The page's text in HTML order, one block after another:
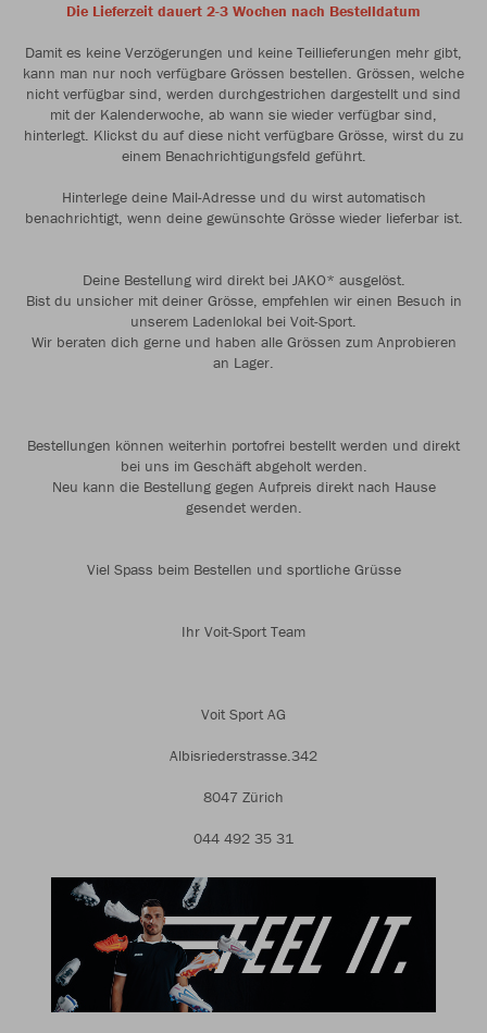
Die Lieferzeit dauert 2-3 Wochen nach Bestelldatum
Damit es keine Verzögerungen und keine Teillieferungen mehr gibt,
kann man nur noch verfügbare Grössen bestellen. Grössen, welche
nicht verfügbar sind, werden durchgestrichen dargestellt und sind
mit der Kalenderwoche, ab wann sie wieder verfügbar sind,
hinterlegt. Klickst du auf diese nicht verfügbare Grösse, wirst du zu
einem Benachrichtigungsfeld geführt.
Hinterlege deine Mail-Adresse und du wirst automatisch
benachrichtigt, wenn deine gewünschte Grösse wieder lieferbar ist.
Deine Bestellung wird direkt bei JAKO* ausgelöst.
Bist du unsicher mit deiner Grösse, empfehlen wir einen Besuch in
unserem Ladenlokal bei Voit-Sport.
Wir beraten dich gerne und haben alle Grössen zum Anprobieren
an Lager.
Bestellungen können weiterhin portofrei bestellt werden und direkt
bei uns im Geschäft abgeholt werden.
Neu kann die Bestellung gegen Aufpreis direkt nach Hause
gesendet werden.
Viel Spass beim Bestellen und sportliche Grüsse
Ihr Voit-Sport Team
Voit Sport AG
Albisriederstrasse.342
8047 Zürich
044 492 35 31